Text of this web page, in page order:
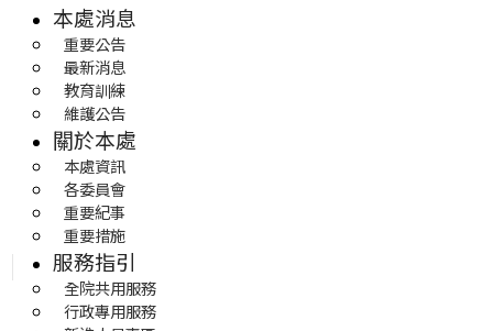
本處消息
重要公告
最新消息
教育訓練
維護公告
關於本處
本處資訊
各委員會
重要紀事
重要措施
服務指引
全院共用服務
行政專用服務